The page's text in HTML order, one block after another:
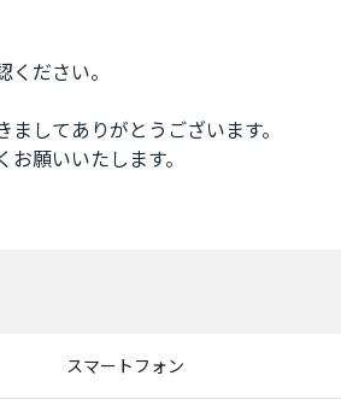
ださい。
してありがとうございます。
願いいたします。
スマートフォン